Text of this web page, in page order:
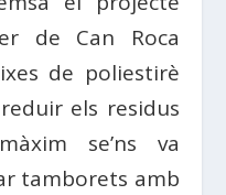
de Can Roca
de poliestirè
els residus
se’ns va
tamborets amb